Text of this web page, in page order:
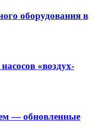
оборудования в
«воздух-
— обновленные